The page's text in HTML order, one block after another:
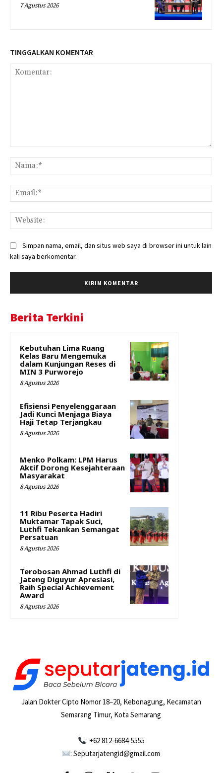
7 Agustus 2026
TINGGALKAN KOMENTAR
Simpan nama, email, dan situs web saya di browser ini untuk lain
kali saya berkomentar.
Berita Terkini
Kebutuhan Lima Ruang
Kelas Baru Mengemuka
dalam Kunjungan Reses di
MIN 3 Purworejo
8 Agustus 2026
Efisiensi Penyelenggaraan
Jadi Kunci Menjaga Biaya
Haji Tetap Terjangkau
8 Agustus 2026
Menko Polkam: LPM Harus
Aktif Dorong Kesejahteraan
Masyarakat
8 Agustus 2026
11 Ribu Peserta Hadiri
Muktamar Tapak Suci,
Luthfi Tekankan Semangat
Persatuan
8 Agustus 2026
Terobosan Ahmad Luthfi di
Jateng Diguyur Apresiasi,
Raih Special Achievement
Award
8 Agustus 2026
Jalan Dokter Cipto Nomor 18–20, Kebonagung, Kecamatan
Semarang Timur, Kota Semarang
: +62 812-6684-5555
: Seputarjatengid@gmail.com